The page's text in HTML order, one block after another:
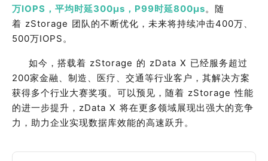
万IOPS， 平均时延300μs， P99时延800μs。随
着 zStorage 团队的不断优化，未来将持续冲击400万、
500万IOPS 。
如今，搭载着 zStorage 的 zData X 已经服务超过
200家金融、制造、医疗、交通等行业客户，其解决方案
获得多个行业大赛奖项。可以预见，随着 zStorage性能
的进一步提升， zData X 将在更多领域展现出强大的竞争
力，助力企业实现数据库效能的高速跃升。